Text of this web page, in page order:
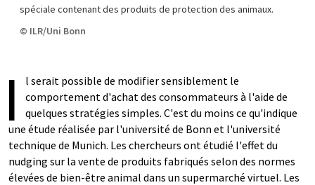
spéciale contenant des produits de protection des animaux.
© ILR/Uni Bonn
I
l serait possible de modifier sensiblement le
comportement d'achat des consommateurs à l'aide de
quelques stratégies simples. C'est du moins ce qu'indique
une étude réalisée par l'université de Bonn et l'université
technique de Munich. Les chercheurs ont étudié l'effet du
nudging sur la vente de produits fabriqués selon des normes
élevées de bien-être animal dans un supermarché virtuel. Les